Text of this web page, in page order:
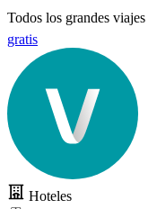
Todos los grandes viajes
gratis
Hoteles